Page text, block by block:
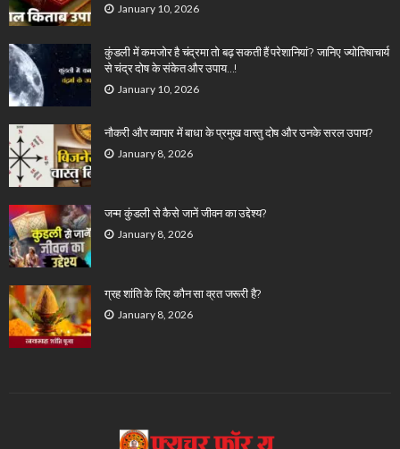
January 10, 2026
कुंडली में कमजोर है चंद्रमा तो बढ़ सकती हैं परेशानियां? जानिए ज्योतिषाचार्य
से चंद्र दोष के संकेत और उपाय…!
January 10, 2026
नौकरी और व्यापार में बाधा के प्रमुख वास्तु दोष और उनके सरल उपाय?
January 8, 2026
जन्म कुंडली से कैसे जानें जीवन का उद्देश्य?
January 8, 2026
ग्रह शांति के लिए कौन सा व्रत जरूरी है?
January 8, 2026